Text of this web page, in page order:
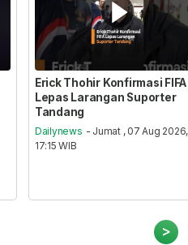
Erick Thohir Konfirmasi FIFA
Lepas Larangan Suporter
Tandang
Dailynews - Jumat , 07 Aug 2026,
17:15 WIB
>